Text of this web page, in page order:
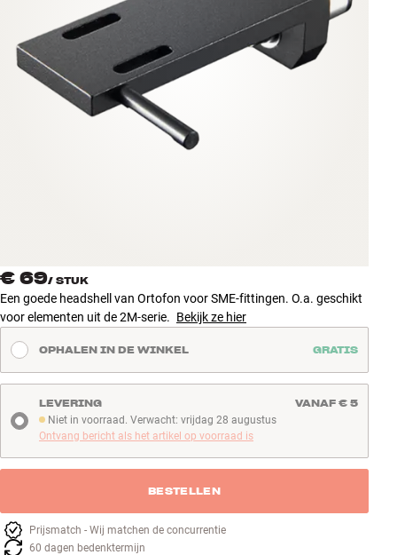
Accessoires
INSPIRATIE
MERKEN
Inloggen
Klantenservice
Bouw met geluid
€ 69/ STUK
Een goede headshell van Ortofon voor SME-fittingen. O.a. geschikt
voor elementen uit de 2M-serie. Bekijk ze hier
OPHALEN IN DE WINKEL GRATIS
Niet in voorraad. Verwacht: vrijdag 28 augustus
Niet in voorraad. Verwacht: vrijdag 28 augustus
Ontvang bericht als het artikel op voorraad is
LEVERING VANAF € 5
BESTELLEN
Prijsmatch - Wij matchen de concurrentie
60 dagen bedenktermijn